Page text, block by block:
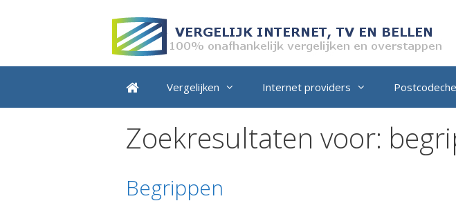
Vergelijken Internet providers
Zoekresultaten voor:
Begrippen